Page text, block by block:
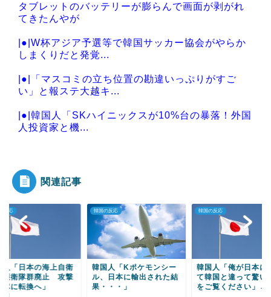
タブレットのバッテリーが膨らんで画面が剥がれ
てきたんやが
|●|W杯アジア予選等で韓国サッカー協会がやらか
しまくりだと発覚...
|●|「マスコミの立ち位置の勘違いっぷりがすご
い」と報ステ大越キ...
|●|韓国人「SKハイニックスが10%台の暴落！外国
人投資家と機...
Powered by livedoor 相互RSS
関連記事
反応
人「日本の海上自衛
護衛隊群廃止 攻撃
隊に転換へ」
韓国の反応
韓国人「Kポケモンシー
ル、日本に輸出された結
果・・・」
韓国の反応
韓国人「俺が日本に
て韓国と違って驚い
をご覧ください」→